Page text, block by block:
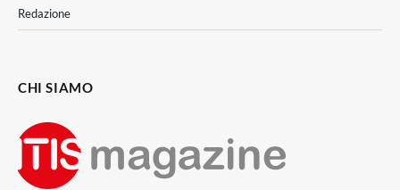
Redazione
CHI SIAMO